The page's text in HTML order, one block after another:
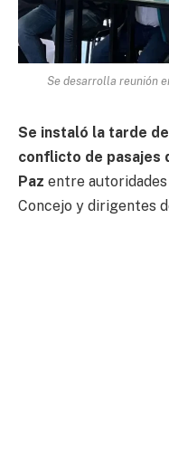
Se desarrolla reunión
Se instaló la tarde
conflicto de pasajes
Paz entre
Concejo y dirigentes